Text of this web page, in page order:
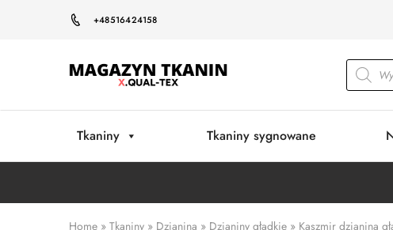
+48516424158
Magazyn
Tkaniny Tkaniny sygnowane
Home » Tkaniny » Dzianina » Dzianiny gładkie » Kaszmir dzianina